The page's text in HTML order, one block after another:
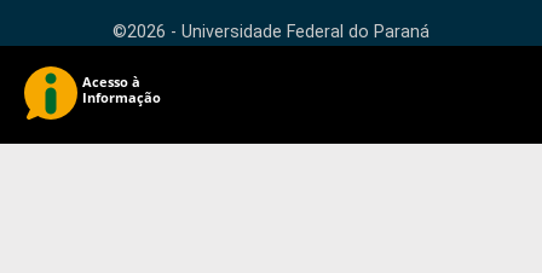
©2026 - Universidade Federal do Paraná